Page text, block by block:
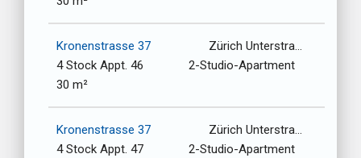
Kronenstrasse 37
Zürich Unterstrasse-Oberstrasse / 8006
4 Stock Appt. 46
2-Studio-Apartment
30 m²
Kronenstrasse 37
Zürich Unterstrasse-Oberstrasse / 8006
4 Stock Appt. 47
2-Studio-Apartment